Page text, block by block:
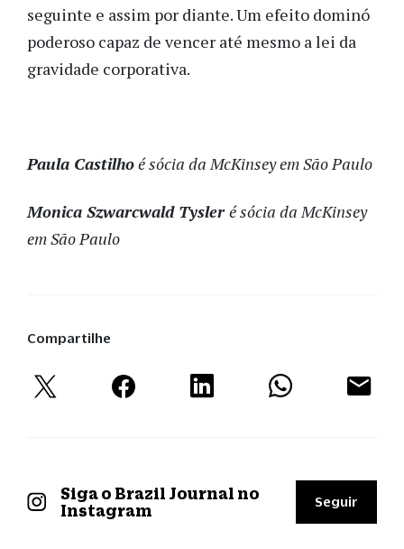
seguinte e assim por diante. Um efeito dominó
poderoso capaz de vencer até mesmo a lei da
gravidade corporativa.
Paula Castilhoé sócia da McKinsey em São Paulo
Monica Szwarcwald Tysleré sócia da McKinsey
em São Paulo
Compartilhe
Siga o Brazil Journal no
Instagram
Seguir